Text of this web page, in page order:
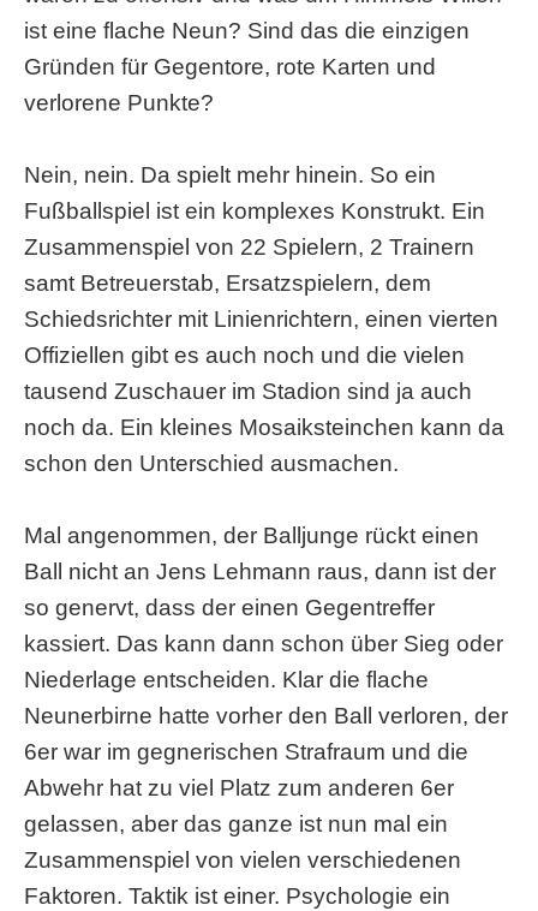
ist eine flache Neun? Sind das die einzigen
Gründen für Gegentore, rote Karten und
verlorene Punkte?
Nein, nein. Da spielt mehr hinein. So ein
Fußballspiel ist ein komplexes Konstrukt. Ein
Zusammenspiel von 22 Spielern, 2 Trainern
samt Betreuerstab, Ersatzspielern, dem
Schiedsrichter mit Linienrichtern, einen vierten
Offiziellen gibt es auch noch und die vielen
tausend Zuschauer im Stadion sind ja auch
noch da. Ein kleines Mosaiksteinchen kann da
schon den Unterschied ausmachen.
Mal angenommen, der Balljunge rückt einen
Ball nicht an Jens Lehmann raus, dann ist der
so genervt, dass der einen Gegentreffer
kassiert. Das kann dann schon über Sieg oder
Niederlage entscheiden. Klar die flache
Neunerbirne hatte vorher den Ball verloren, der
6er war im gegnerischen Strafraum und die
Abwehr hat zu viel Platz zum anderen 6er
gelassen, aber das ganze ist nun mal ein
Zusammenspiel von vielen verschiedenen
Faktoren. Taktik ist einer. Psychologie ein